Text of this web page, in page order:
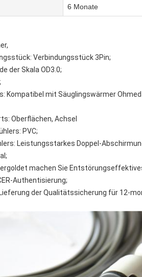
6 Monate
Verbindungsstück 3Pin;
der Skala OD3.0;
Kompatibel mit Säuglingswärmer
Oberflächen, Achsel
PVC;
Leistungsstarkes Doppel-
machen Sie
Authentisierung;
der Qualitätssicherung für 12-